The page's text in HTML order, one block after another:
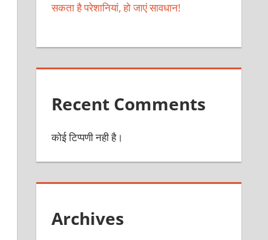
सकता है परेशानियां, हो जाएं सावधान!
Recent Comments
कोई टिप्पणी नही है।
Archives